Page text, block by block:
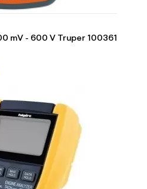
mV - 600 V Truper 100361